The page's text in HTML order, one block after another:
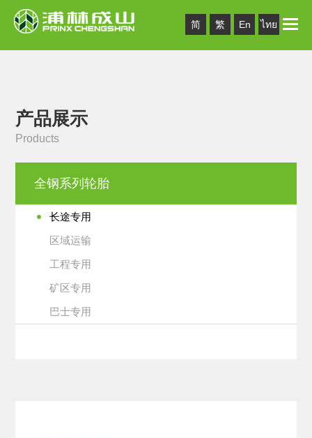
简 繁 En ไทย Toggle
产品展示
Products
全钢系列轮胎
长途专用
区域运输
工程专用
矿区专用
巴士专用